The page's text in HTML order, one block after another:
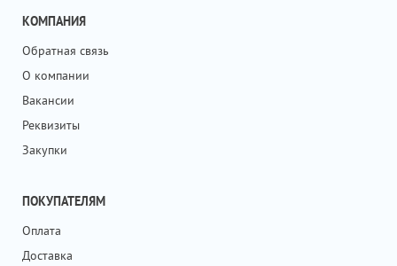
КОМПАНИЯ
Обратная связь
О компании
Вакансии
Реквизиты
Закупки
ПОКУПАТЕЛЯМ
Оплата
Доставка